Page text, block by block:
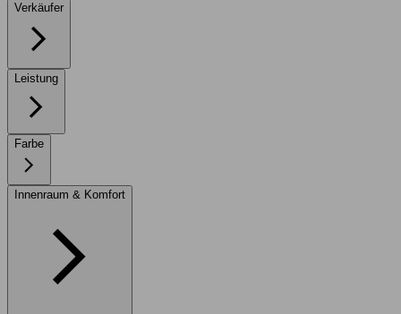
Verkäufer
Leistung
Farbe
Innenraum & Komfort